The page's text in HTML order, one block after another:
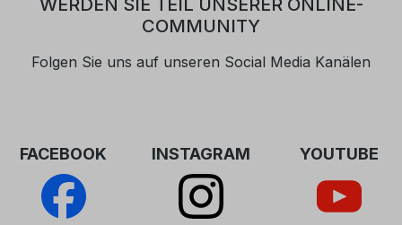
WERDEN SIE TEIL UNSERER ONLINE-
COMMUNITY
Folgen Sie uns auf unseren Social Media Kanälen
FACEBOOK INSTAGRAM YOUTUBE